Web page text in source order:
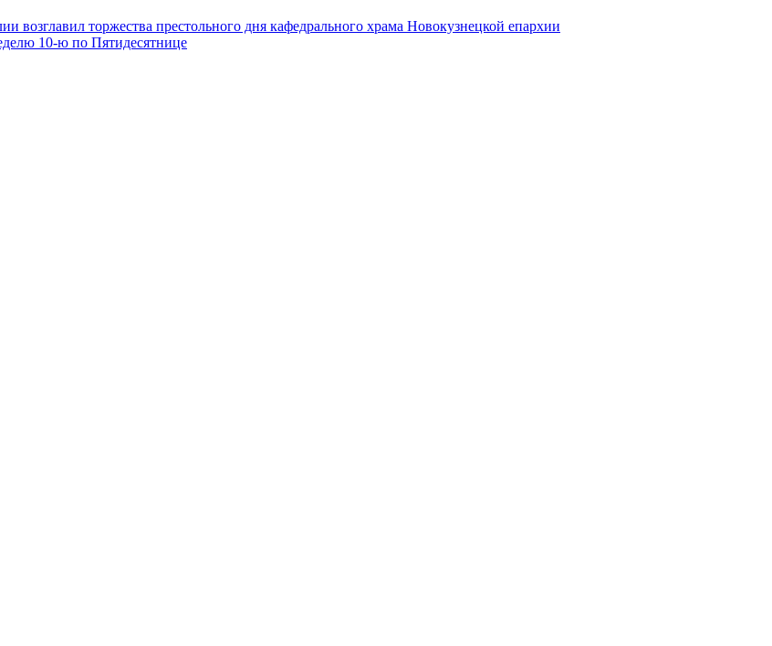
возглавил торжества престольного дня кафедрального храма Новокузнецкой епархии
10-ю по Пятидесятнице